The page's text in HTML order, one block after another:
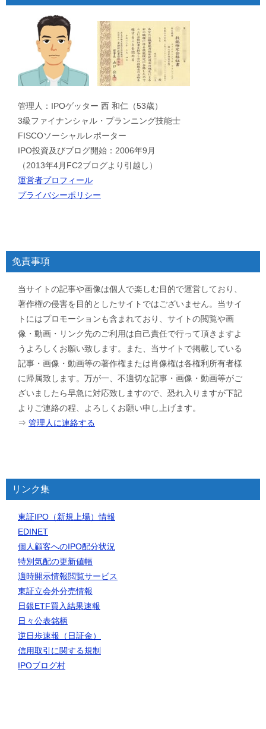
管理人：IPOゲッター 西 和仁（53歳）
3級ファイナンシャル・プランニング技能士
FISCOソーシャルレポーター
IPO投資及びブログ開始：2006年9月
（2013年4月FC2ブログより引越し）
運営者プロフィール
プライバシーポリシー
免責事項
当サイトの記事や画像は個人で楽しむ目的で運営しており、
著作権の侵害を目的としたサイトではございません。当サイ
トにはプロモーションも含まれており、サイトの閲覧や画
像・動画・リンク先のご利用は自己責任で行って頂きますよ
うよろしくお願い致します。また、当サイトで掲載している
記事・画像・動画等の著作権または肖像権は各権利所有者様
に帰属致します。万が一、不適切な記事・画像・動画等がご
ざいましたら早急に対応致しますので、恐れ入りますが下記
よりご連絡の程、よろしくお願い申し上げます。
⇒ 管理人に連絡する
リンク集
東証IPO（新規上場）情報
EDINET
個人顧客へのIPO配分状況
特別気配の更新値幅
適時開示情報閲覧サービス
東証立会外分売情報
日銀ETF買入結果速報
日々公表銘柄
逆日歩速報（日証金）
信用取引に関する規制
IPOブログ村